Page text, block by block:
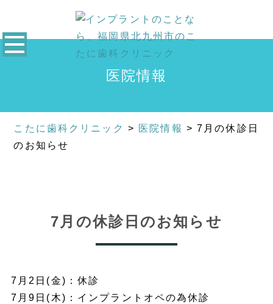
医院情報
こたに歯科クリニック > 医院情報 >7月の休診日
のお知らせ
7月の休診日のお知らせ
7月2日(金)：休診
7月9日(木)：インプラントオペの為休診